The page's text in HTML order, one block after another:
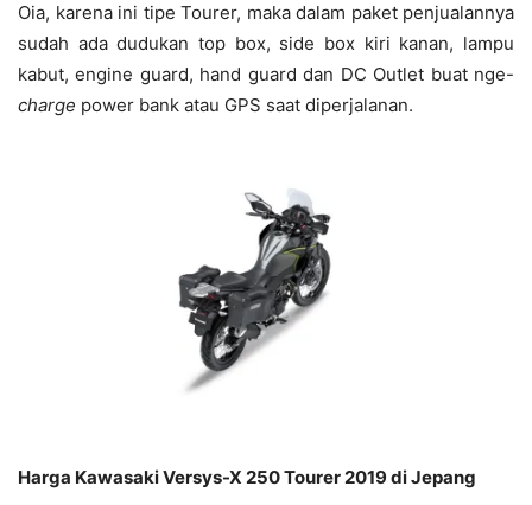
Oia, karena ini tipe Tourer, maka dalam paket penjualannya
sudah ada dudukan top box, side box kiri kanan, lampu
kabut, engine guard, hand guard dan DC Outlet buat nge-
charge power bank atau GPS saat diperjalanan.
Harga Kawasaki Versys-X 250 Tourer 2019 di Jepang